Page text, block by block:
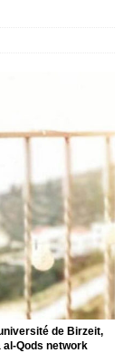
de Birzeit,
al-Qods network